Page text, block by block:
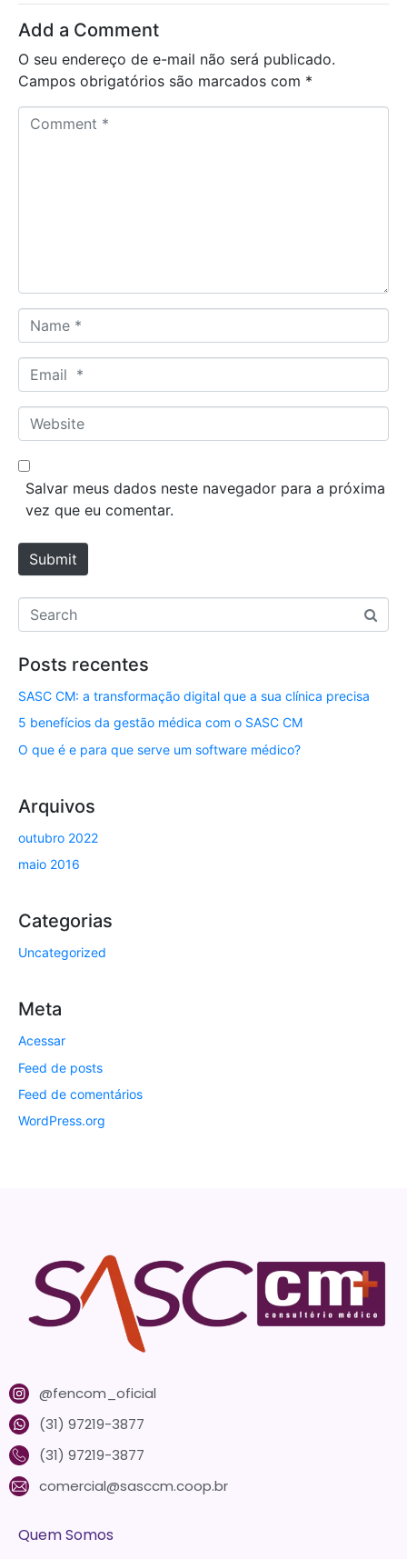
Add a Comment
O seu endereço de e-mail não será publicado.
Campos obrigatórios são marcados com *
a
m
*
m
a
*
W
e
b
e
Salvar meus dados neste navegador para a próxima
vez que eu comentar.
Submit
Posts recentes
SASC CM: a transformação digital que a sua clínica precisa
5 benefícios da gestão médica com o SASC CM
O que é e para que serve um software médico?
Arquivos
outubro 2022
maio 2016
Categorias
Uncategorized
Meta
Acessar
Feed de posts
Feed de comentários
WordPress.org
@fencom_oficial
(31) 97219-3877
(31) 97219-3877
comercial@sasccm.coop.br
Quem Somos